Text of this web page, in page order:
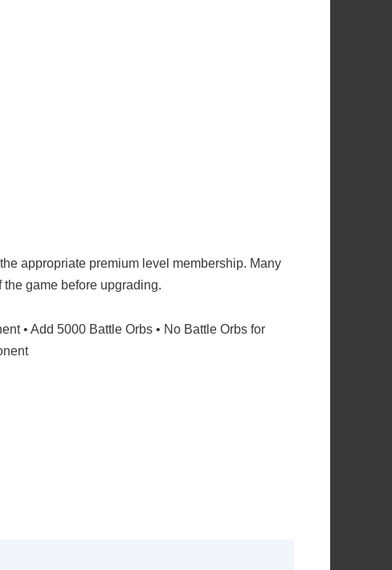
appropriate premium level membership. Many
game before upgrading.
• Add 5000 Battle Orbs • No Battle Orbs for